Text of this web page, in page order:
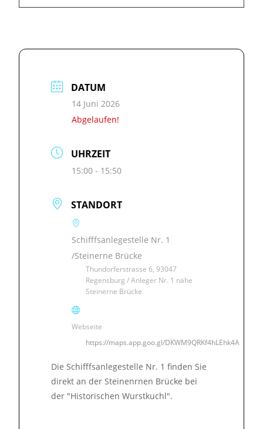
DATUM
14 Juni 2026
Abgelaufen!
UHRZEIT
15:00 - 15:50
STANDORT
Schifffsanlegestelle Nr. 1
/Steinerne Brücke
Thundorferstrasse 6, 93047
Regensburg / Anleger Nr. 1 nähe
Steinerne Brücke
Webseite
https://maps.app.goo.gl/DKWM9QRKf4hLEhk4A
Die Schifffsanlegestelle Nr. 1 finden Sie
direkt an der Steinenrnen Brücke bei
der "Historischen Wurstkuchl".